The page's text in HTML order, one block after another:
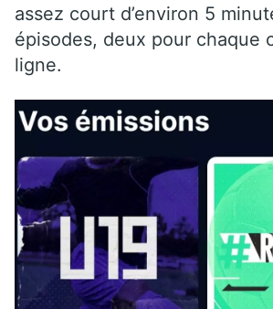
assez court d’environ 5
épisodes, deux pour chaque
ligne.